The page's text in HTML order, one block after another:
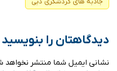
دیدگاهتان را بنویسید
نشانی ایمیل شما منتشر نخواهد